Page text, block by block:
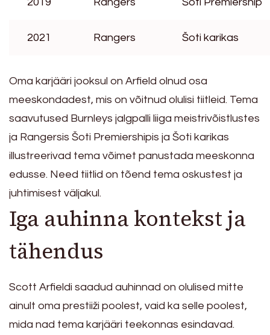
2021 Rangers Šoti karikas
Oma karjääri jooksul on Arfield olnud osa
meeskondadest, mis on võitnud olulisi tiitleid. Tema
saavutused Burnleys jalgpalli liiga meistrivõistlustes
ja Rangersis Šoti Premiershipis ja Šoti karikas
illustreerivad tema võimet panustada meeskonna
edusse. Need tiitlid on tõend tema oskustest ja
juhtimisest väljakul.
Iga auhinna kontekst ja
tähendus
Scott Arfieldi saadud auhinnad on olulised mitte
ainult oma prestiiži poolest, vaid ka selle poolest,
mida nad tema karjääri teekonnas esindavad.